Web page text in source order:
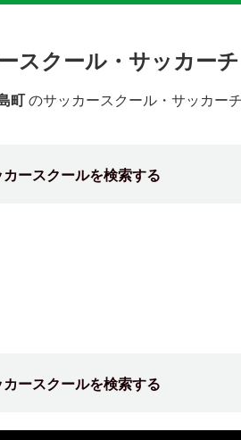
スクール・サッカー
町 のサッカースクール・サッカー
カースクールを検索する
カースクールを検索する